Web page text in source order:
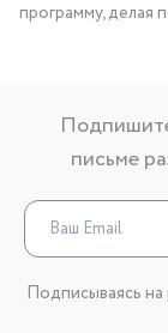
программу, делая
письме
Подписываясь на